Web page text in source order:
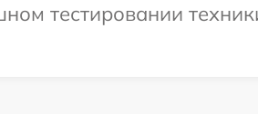
тестировании